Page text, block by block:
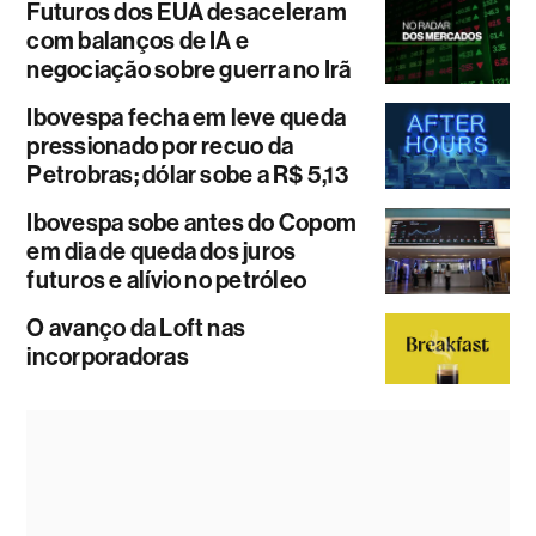
Futuros dos EUA desaceleram
com balanços de IA e
negociação sobre guerra no Irã
Ibovespa fecha em leve queda
pressionado por recuo da
Petrobras; dólar sobe a R$ 5,13
Ibovespa sobe antes do Copom
em dia de queda dos juros
futuros e alívio no petróleo
O avanço da Loft nas
incorporadoras